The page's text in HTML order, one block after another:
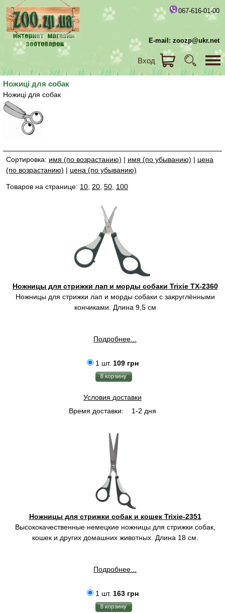
067-616-01-00
E-mail: zoozp@ukr.net
Вход
Ножиці для собак
Ножиці для собак
Сортировка: имя (по возрастанию) | имя (по убыванию) | цена
(по возрастанию) | цена (по убыванию)
Товаров на странице: 10 20 50 100
Ножницы для стрижки лап и морды собаки Trixie TX-2360
Ножницы для стрижки лап и морды собаки c закруглёнными
кончиками. Длина 9,5 см
Подробнее...
1 шт. 109 грн
Условия доставки
Время доставки:
1-2 дня
Ножницы для стрижки собак и кошек Trixie-2351
Высококачественные немецкие ножницы для стрижки собак,
кошек и других домашних животных. Длина 18 см.
Подробнее...
1 шт. 163 грн